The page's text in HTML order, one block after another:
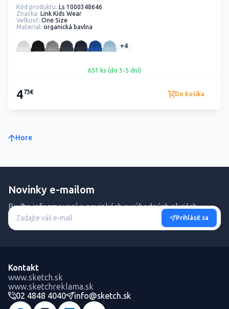
Kód produktu: Ls 1000348646
Značka: Link Kids Wear
Veľkosť: One Size
Material: organická bavlna
+4
651 ks (do 3-5 dní)
473€ Do košíka
Hore
Novinky e-mailom
Buďte informovaní o novinkách a výhodných akciách.
Prihlásiť sa
Kontakt
www.sketch.sk
www.sketchreklama.sk
02 4848 4040
info@sketch.sk